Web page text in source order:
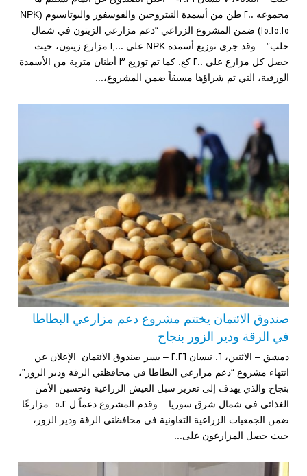
مجموعه 200 طن من أسمدة النيتروجين والفوسفور والبوتاسيوم (NPK
15:15:15) ضمن المشروع الزراعي “دعم مزارعي الزيتون في شمال
حلب”. وقد جرى توزيع أسمدة NPK على 1,000 مزارع زيتون، حيث
حصل كل مزارع على 200 كغ. كما تم توزيع 3 أطنان مترية من الأسمدة
الورقية، التي تم شراؤها مسبقاً ضمن المشروع،...
صندوق الائتمان يختتم مشروع دعم مزارعي البطاطا
في الرقة ودير الزور بنجاح
دمشق – الاثنين، 06 نيسان 2026 – يسر صندوق الائتمان الإعلان عن
انتهاء مشروع “دعم مزارعي البطاطا في محافظتي الرقة ودير الزور”،
بنجاح والذي يهدف إلى تعزيز سبل العيش الزراعية وتحسين الأمن
الغذائي في شمال شرق سوريا. وقدم المشروع دعماً ل 502 مزارعًا
ضمن الجمعيات الزراعية التعاونية في محافظتي الرقة ودير الزور،
حيث حصل المزارعون على...